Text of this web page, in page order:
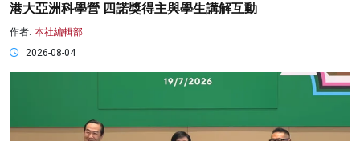
港大亞洲科學營 四諾獎得主與學生講解互動
作者: 本社編輯部
2026-08-04